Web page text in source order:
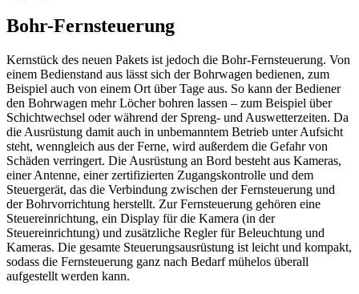
Bohr-Fernsteuerung
Kernstück des neuen Pakets ist jedoch die Bohr-Fernsteuerung. Von
einem Bedienstand aus lässt sich der Bohrwagen bedienen, zum
Beispiel auch von einem Ort über Tage aus. So kann der Bediener
den Bohrwagen mehr Löcher bohren lassen – zum Beispiel über
Schichtwechsel oder während der Spreng- und Auswetterzeiten. Da
die Ausrüstung damit auch in unbemanntem Betrieb unter Aufsicht
steht, wenngleich aus der Ferne, wird außerdem die Gefahr von
Schäden verringert. Die Ausrüstung an Bord besteht aus Kameras,
einer Antenne, einer zertifizierten Zugangskontrolle und dem
Steuergerät, das die Verbindung zwischen der Fernsteuerung und
der Bohrvorrichtung herstellt. Zur Fernsteuerung gehören eine
Steuereinrichtung, ein Display für die Kamera (in der
Steuereinrichtung) und zusätzliche Regler für Beleuchtung und
Kameras. Die gesamte Steuerungsausrüstung ist leicht und kompakt,
sodass die Fernsteuerung ganz nach Bedarf mühelos überall
aufgestellt werden kann.